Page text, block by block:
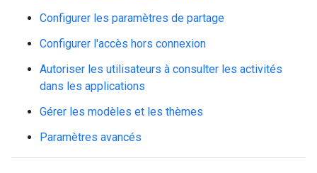
Configurer les paramètres de partage
Configurer l'accès hors connexion
Autoriser les utilisateurs à consulter les activités
dans les applications
Gérer les modèles et les thèmes
Paramètres avancés